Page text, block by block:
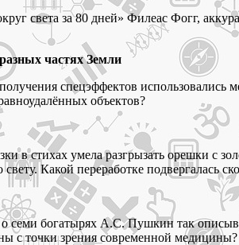
света за 80 дней» Филеас Фогг,
частях Земли
спецэффектов
объектов?
в стихах умела разгрызать орешки с
Какой переработке подвергалась
семи богатырях А.С. Пушкин так
с точки зрения современной медицины?